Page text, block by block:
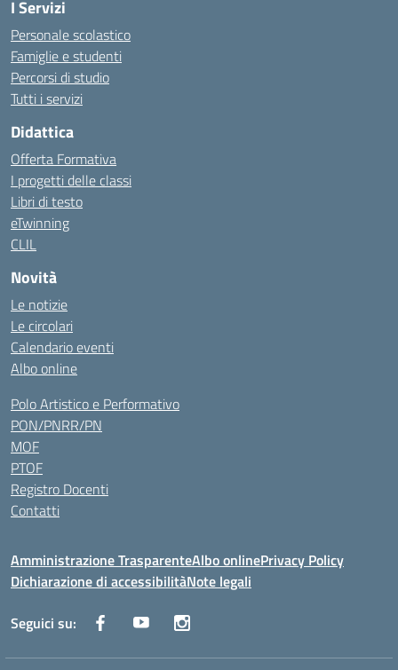
I Servizi
Personale scolastico
Famiglie e studenti
Percorsi di studio
Tutti i servizi
Didattica
Offerta Formativa
I progetti delle classi
Libri di testo
eTwinning
CLIL
Novità
Le notizie
Le circolari
Calendario eventi
Albo online
Polo Artistico e Performativo
PON/PNRR/PN
MOF
PTOF
Registro Docenti
Contatti
Amministrazione TrasparenteAlbo onlinePrivacy Policy
Dichiarazione di accessibilitàNote legali
Seguici su: